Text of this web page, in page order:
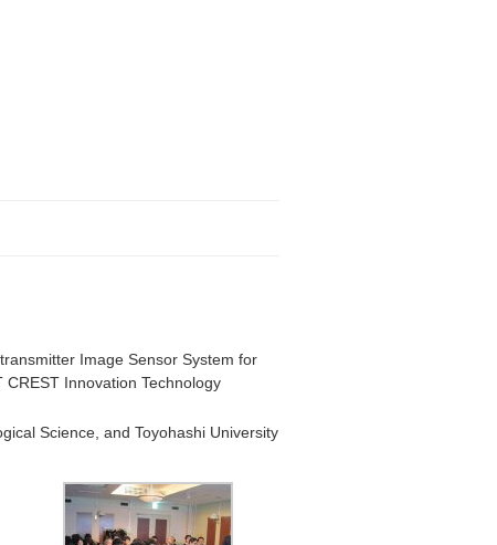
Image Sensor System for
Innovation Technology
Science, and Toyohashi University